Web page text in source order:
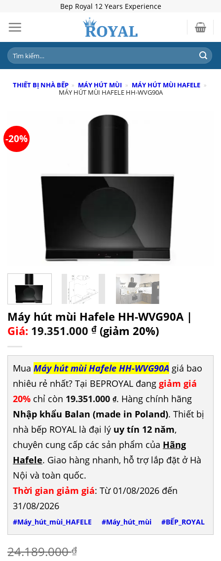
content
Bep Royal 12 Years Experience
Tìm
kiếm:
THIẾT BỊ NHÀ BẾP » MÁY HÚT MÙI » MÁY HÚT MÙI HAFELE »
MÁY HÚT MÙI HAFELE HH-WVG90A
-20%
Máy hút mùi Hafele HH-WVG90A |
Giá: 19.351.000 ₫ (giảm 20%)
Mua Máy hút mùi Hafele HH-WVG90A giá bao
nhiêu rẻ nhất? Tại BEPROYAL đang giảm giá
20% chỉ còn 19.351.000 ₫. Hàng chính hãng
Nhập khẩu Balan (made in Poland). Thiết bị
nhà bếp ROYAL là đại lý uy tín 12 năm,
chuyên cung cấp các sản phẩm của Hãng
Hafele. Giao hàng nhanh, hỗ trợ lắp đặt ở Hà
Nội và toàn quốc.
Thời gian giảm giá: Từ 01/08/2026 đến
31/08/2026
#Máy_hút_mùi_HAFELE #Máy_hút_mùi #BẾP_ROYAL
24.189.000₫